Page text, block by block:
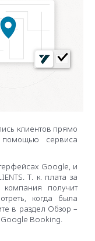
клиентов прямо
сервиса
Google, и
Т. к. плата за
получит
когда была
в раздел Обзор –
Google Booking.